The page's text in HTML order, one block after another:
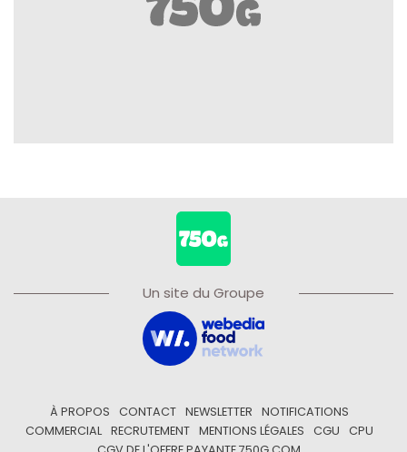
Un site du Groupe
À PROPOS CONTACT NEWSLETTER
NOTIFICATIONS
COMMERCIAL
RECRUTEMENT MENTIONS LÉGALES CGU
CPU